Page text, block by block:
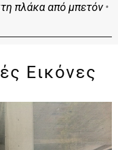
πλάκα από μπετόν•
Εικόνες